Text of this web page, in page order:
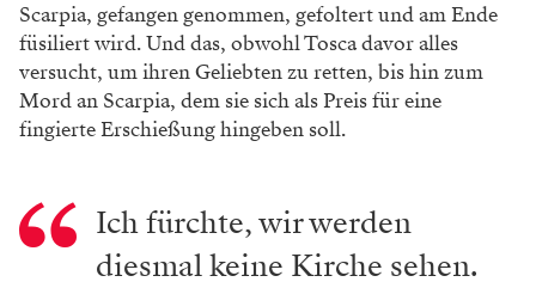
Scarpia, gefangen genommen, gefoltert und am Ende
füsiliert wird. Und das, obwohl Tosca davor alles
versucht, um ihren Geliebten zu retten, bis hin zum
Mord an Scarpia, dem sie sich als Preis für eine
fingierte Erschießung hingeben soll.
Ich fürchte, wir werden
diesmal keine Kirche sehen.